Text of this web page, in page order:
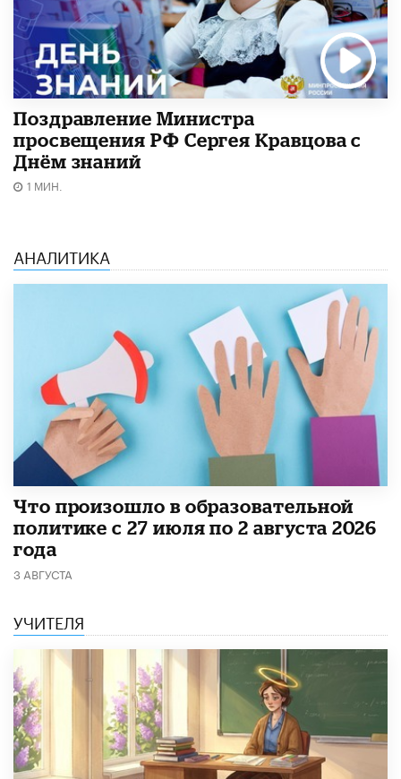
Поздравление Министра
просвещения РФ Сергея Кравцова с
Днём знаний
1 МИН.
АНАЛИТИКА
​Что произошло в образовательной
политике с 27 июля по 2 августа 2026
года
3 АВГУСТА
УЧИТЕЛЯ